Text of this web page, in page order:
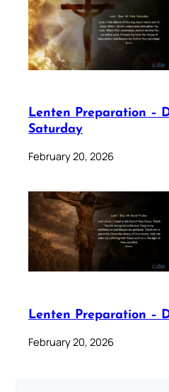
Lenten Preparation –
Saturday
February 20, 2026
Lenten Preparation –
February 20, 2026